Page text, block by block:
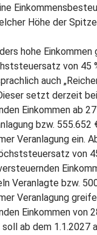
Höhe der
hohe
von 45
auch
setzt derzeit
Einkommen ab
bzw. 555.652
Veranlagung ein.
von
Veranlagte bzw.
Veranlagung
Einkommen von
soll ab dem 1.1.2027